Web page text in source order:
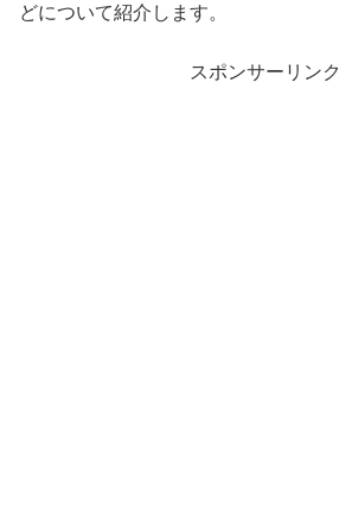
どについて紹介します。
スポンサーリンク